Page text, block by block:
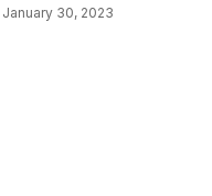
January 30, 2023